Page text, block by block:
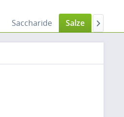
Saccharide Salze Säuren
